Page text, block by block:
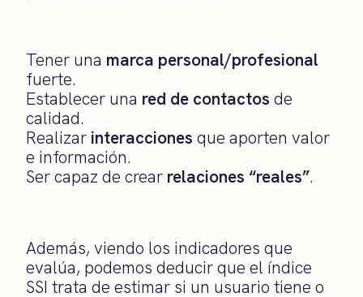
Tener una marca personal/profesional
fuerte.
Establecer una red de contactos de
calidad.
Realizar interacciones que aporten valor
e información.
Ser capaz de crear relaciones “reales”.
Además, viendo los indicadores que
evalúa, podemos deducir que el índice
SSI trata de estimar si un usuario tiene o